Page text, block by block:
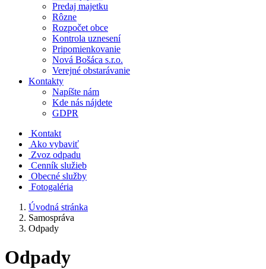
Predaj majetku
Rôzne
Rozpočet obce
Kontrola uznesení
Pripomienkovanie
Nová Bošáca s.r.o.
Verejné obstarávanie
Kontakty
Napíšte nám
Kde nás nájdete
GDPR
Kontakt
Ako vybaviť
Zvoz odpadu
Cenník služieb
Obecné služby
Fotogaléria
Úvodná stránka
Samospráva
Odpady
Odpady